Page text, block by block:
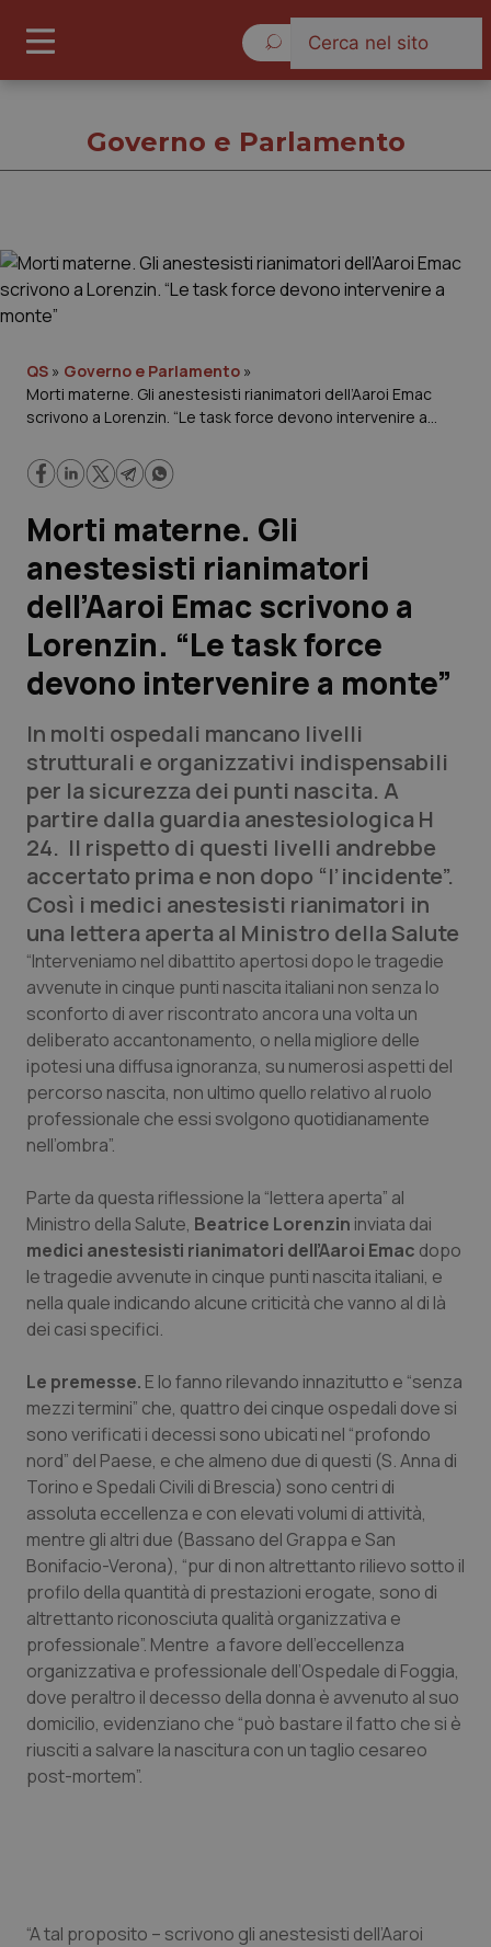
Cronache
Governo e Parlamento
Regioni e Asl
Lavoro e Professioni
Scienza e Farmaci
Studi e Analisi
Lettere al direttore
QS Pro
Professionisti Sanitari.AI
Abruzzo
Basilicata
Calabria
Campania
Emilia-Romagna
Lazio
Liguria
Lombardia
Marche
Molise
Piemonte
Provincia Autonoma di Bolzano
Provincia Autonoma di Trento
Puglia
Sardegna
QS Pro Gold
Artrite & artrosi
Asma & BPCO
Car-T
Colesterolo & coronaropatie
Diabete & glucometri
Disturbi dell’umore
Dolore
Donna & Salute
Epatiti
HIV
Infezioni & Febbre
Ipertensione & Scompenso
Malattie rare
Malattia di Crohn & Rettocolite Ulcerosa
QS Club Newsletter
Governo e Parlamento
QS » Governo e Parlamento »
Morti materne. Gli anestesisti rianimatori dell’Aaroi Emac
scrivono a Lorenzin. “Le task force devono intervenire a
Morti materne. Gli
anestesisti rianimatori
dell’Aaroi Emac scrivono a
Lorenzin. “Le task force
devono intervenire a monte”
In molti ospedali mancano livelli
strutturali e organizzativi indispensabili
per la sicurezza dei punti nascita. A
partire dalla guardia anestesiologica H
24. Il rispetto di questi livelli andrebbe
accertato prima e non dopo “l’incidente”.
Così i medici anestesisti rianimatori in
una lettera aperta al Ministro della Salute
“Interveniamo nel dibattito apertosi dopo le tragedie
avvenute in cinque punti nascita italiani non senza lo
sconforto di aver riscontrato ancora una volta un
deliberato accantonamento, o nella migliore delle
ipotesi una diffusa ignoranza, su numerosi aspetti del
percorso nascita, non ultimo quello relativo al ruolo
professionale che essi svolgono quotidianamente
nell’ombra”.
Parte da questa riflessione la “lettera aperta” al
Ministro della Salute, Beatrice Lorenzin inviata dai
medici anestesisti rianimatori dell’Aaroi Emac dopo
le tragedie avvenute in cinque punti nascita italiani, e
nella quale indicando alcune criticità che vanno al di là
dei casi specifici.
Le premesse. E lo fanno rilevando innazitutto e “senza
mezzi termini” che, quattro dei cinque ospedali dove si
sono verificati i decessi sono ubicati nel “profondo
nord” del Paese, e che almeno due di questi (S. Anna di
Torino e Spedali Civili di Brescia) sono centri di
assoluta eccellenza e con elevati volumi di attività,
mentre gli altri due (Bassano del Grappa e San
Bonifacio-Verona), “pur di non altrettanto rilievo sotto il
profilo della quantità di prestazioni erogate, sono di
altrettanto riconosciuta qualità organizzativa e
professionale”. Mentre a favore dell’eccellenza
organizzativa e professionale dell’Ospedale di Foggia,
dove peraltro il decesso della donna è avvenuto al suo
domicilio, evidenziano che “può bastare il fatto che si è
riusciti a salvare la nascitura con un taglio cesareo
post-mortem”.
“A tal proposito – scrivono gli anestesisti dell’Aaroi